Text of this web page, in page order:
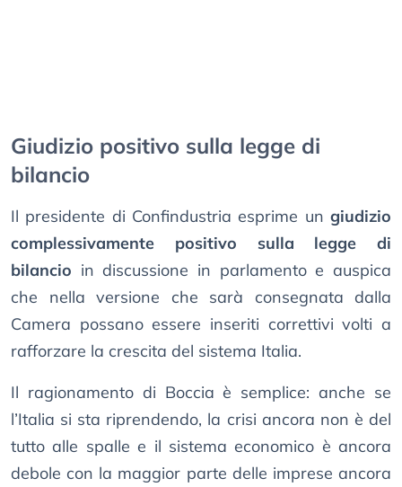
Giudizio positivo sulla legge di
bilancio
Il presidente di Confindustria esprime un giudizio
complessivamente positivo sulla legge di
bilancio in discussione in parlamento e auspica
che nella versione che sarà consegnata dalla
Camera possano essere inseriti correttivi volti a
rafforzare la crescita del sistema Italia.
Il ragionamento di Boccia è semplice: anche se
l’Italia si sta riprendendo, la crisi ancora non è del
tutto alle spalle e il sistema economico è ancora
debole con la maggior parte delle imprese ancora